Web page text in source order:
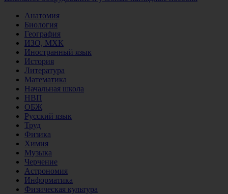
Анатомия
Биология
География
ИЗО, МХК
Иностранный язык
История
Литература
Математика
Начальная школа
НВП
ОБЖ
Русский язык
Труд
Физика
Химия
Музыка
Черчение
Астрономия
Информатика
Физическая культура